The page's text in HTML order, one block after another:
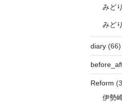
みど
みど
diary(66)
Reform
伊勢